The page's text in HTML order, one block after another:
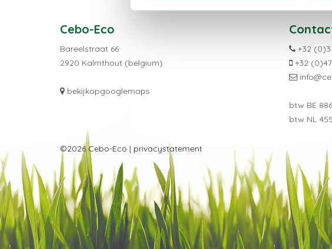
Cebo-Eco
Bareelstraat 66
2920 Kalmthout (belgium)
bekijkopgooglemaps
+32 (0)3
+32
btw BE
btw NL
©2026 Cebo-Eco | privacystatement